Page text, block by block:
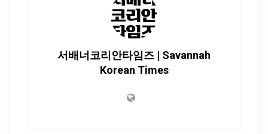
서배너코리안타임즈 | Savannah
Korean Times